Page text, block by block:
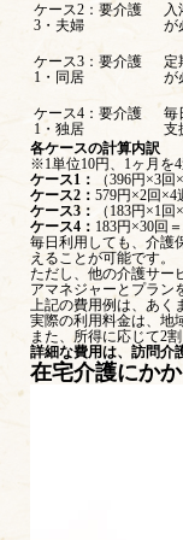
ケース2：要介護
3・夫婦
入
が
ケース3：要介護
1・同居
定
が
ケース4：要介護
1・独居
毎
支
各ケースの計算内訳
※1単位10円、1ヶ月を
ケース1：
（396円×3
ケース2： 579円×2回×4
ケース3：
（183円×1
ケース4： 183円×30回
毎日利用しても、介護
えることが可能です。
ただし、他の介護サー
アマネジャーとプラン
上記の費用例は、あく
実際の利用料金は、地
また、所得に応じて2
詳細な費用は、訪問介
在宅介護にか